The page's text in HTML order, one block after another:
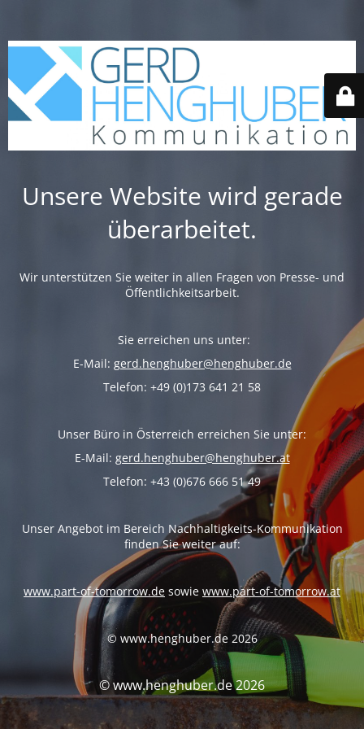
Unsere Website wird gerade
überarbeitet.
Wir unterstützen Sie weiter in allen Fragen von Presse- und
Öffentlichkeitsarbeit.
Sie erreichen uns unter:
E-Mail: gerd.henghuber@henghuber.de
Telefon: +49 (0)173 641 21 58
Unser Büro in Österreich erreichen Sie unter:
E-Mail: gerd.henghuber@henghuber.at
Telefon: +43 (0)676 666 51 49
Unser Angebot im Bereich Nachhaltigkeits-Kommunikation
finden Sie weiter auf:
www.part-of-tomorrow.de sowie www.part-of-tomorrow.at
© www.henghuber.de 2026
© www.henghuber.de 2026